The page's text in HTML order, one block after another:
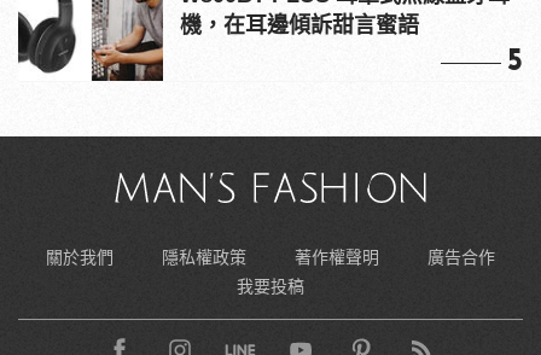
機，在耳邊傾訴甜言蜜語
5
關於我們 隱私權政策 著作權聲明
廣告合作
我要投稿